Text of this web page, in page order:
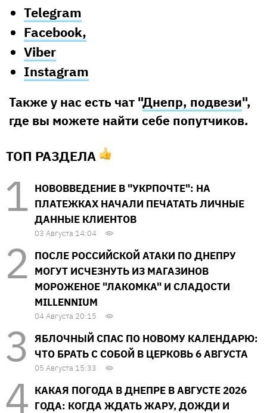
Telegram
Facebook,
Viber
Instagram
Также у нас есть чат "Днепр, подвези",
где вы можете найти себе попутчиков.
ТОП РАЗДЕЛА
НОВОВВЕДЕНИЕ В "УКРПОЧТЕ": НА
ПЛАТЕЖКАХ НАЧАЛИ ПЕЧАТАТЬ ЛИЧНЫЕ
ДАННЫЕ КЛИЕНТОВ
03 Августа 14:04
ПОСЛЕ РОССИЙСКОЙ АТАКИ ПО ДНЕПРУ
МОГУТ ИСЧЕЗНУТЬ ИЗ МАГАЗИНОВ
МОРОЖЕНОЕ "ЛАКОМКА" И СЛАДОСТИ
MILLENNIUM
04 Августа 20:15
ЯБЛОЧНЫЙ СПАС ПО НОВОМУ КАЛЕНДАРЮ:
ЧТО БРАТЬ С СОБОЙ В ЦЕРКОВЬ 6 АВГУСТА
05 Августа 15:33
КАКАЯ ПОГОДА В ДНЕПРЕ В АВГУСТЕ 2026
ГОДА: КОГДА ЖДАТЬ ЖАРУ, ДОЖДИ И